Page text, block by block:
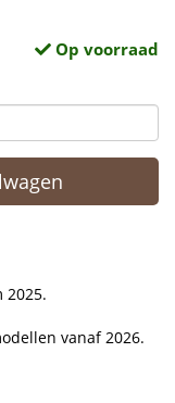
Op voorraad
2025.
vanaf 2026.